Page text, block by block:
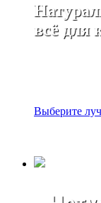
всё для
Выберите